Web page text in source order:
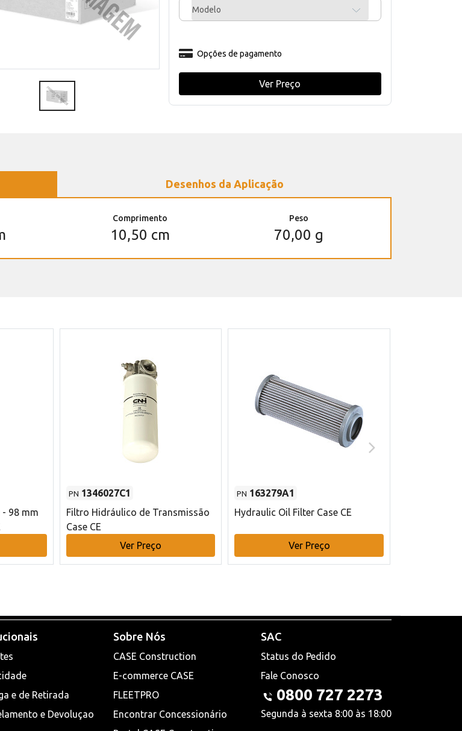
Modelo
Opções de pagamento
Ver Preço
Desenhos da Aplicação
Comprimento
10,50 cm
Peso
70,00 g
98 mm
PN 1346027C1
Filtro Hidráulico de Transmissão
Case CE
Ver Preço
PN 163279A1
Hydraulic Oil Filter Case CE
Ver Preço
e de Retirada
e Devoluçao
Sobre Nós
CASE Construction
E-commerce CASE
FLEETPRO
Encontrar Concessionário
SAC
Status do Pedido
Fale Conosco
0800 727 2273
Segunda à sexta 8:00 às 18:00